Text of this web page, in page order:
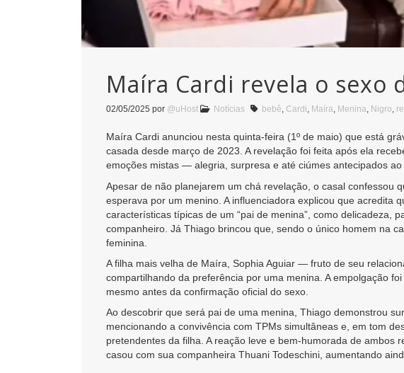
Maíra Cardi revela o sexo
02/05/2025 por @uHost Notícias bebê, Cardi, Maíra, Menina, Nigro,
Maíra Cardi anunciou nesta quinta-feira (1º de maio) que está
casada desde março de 2023. A revelação foi feita após ela
emoções mistas — alegria, surpresa e até ciúmes antecipados
Apesar de não planejarem um chá revelação, o casal confessou
esperava por um menino. A influenciadora explicou que acredita
características típicas de um “pai de menina”, como delicadeza,
companheiro. Já Thiago brincou que, sendo o único homem na
feminina.
A filha mais velha de Maíra, Sophia Aguiar — fruto de seu
compartilhando da preferência por uma menina. A empolgação
mesmo antes da confirmação oficial do sexo.
Ao descobrir que será pai de uma menina, Thiago demonstrou
mencionando a convivência com TPMs simultâneas e, em tom
pretendentes da filha. A reação leve e bem-humorada de
casou com sua companheira Thuani Todeschini, aumentando